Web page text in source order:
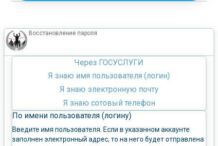
Восстановление пароля
Через ГОСУСЛУГИ
Я знаю имя пользователя (логин)
Я знаю электронную почту
Я знаю сотовый телефон
По имени пользователя (логину)
Введите имя пользователя. Если в указанном аккаунте
заполнен электронный адрес, то на него будет отправлена